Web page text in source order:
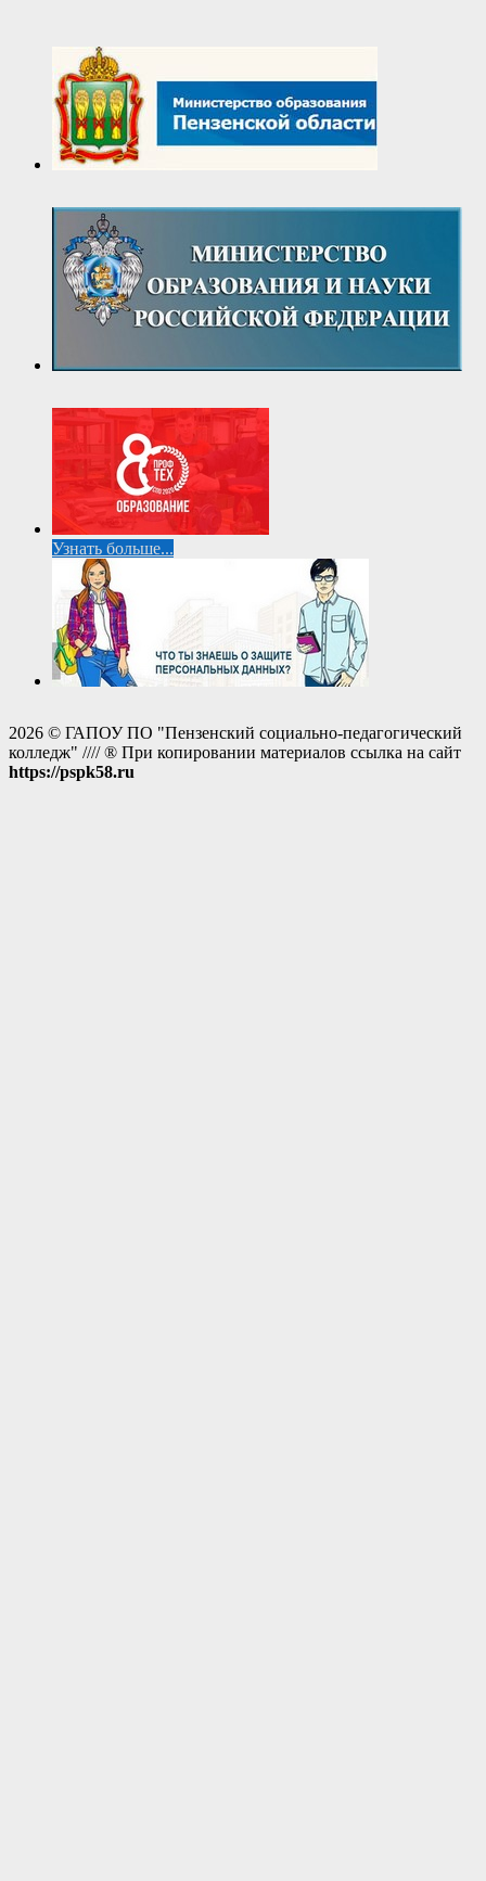
Узнать больше...
2026 © ГАПОУ ПО "Пензенский социально-педагогический
колледж" //// ® При копировании материалов ссылка на сайт
https://pspk58.ru